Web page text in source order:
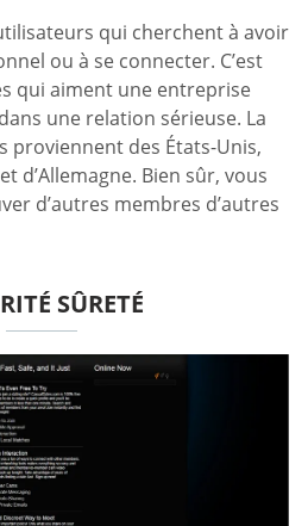
qui cherchent à avoir
ou à se connecter. C’est
qui aiment une entreprise
une relation sérieuse. La
proviennent des États-Unis,
d’Allemagne. Bien sûr, vous
d’autres membres d’autres
SÛRETÉ